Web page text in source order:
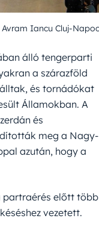
Iancu Cluj-
álló tengerparti
a szárazföld
és tornádókat
Államokban. A
és
meg a Nagy-
azután, hogy a
partraérés előtt több
vezetett.